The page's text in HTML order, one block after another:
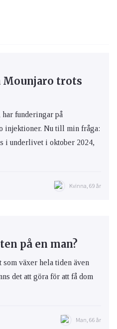
Mounjaro trots
funderingar på
injektioner. Nu till min fråga:
i underlivet i oktober 2024,
Kvinna, 69 år
på en man?
som växer hela tiden även
det att göra för att få dom
Man, 66 år